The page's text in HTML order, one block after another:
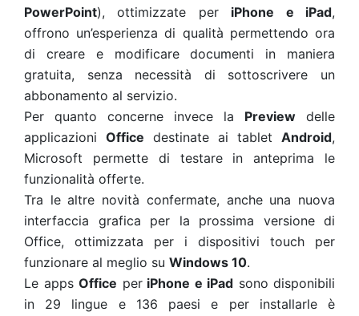
PowerPoint), ottimizzate per iPhone e iPad,
offrono un’esperienza di qualità permettendo ora
di creare e modificare documenti in maniera
gratuita, senza necessità di sottoscrivere un
abbonamento al servizio.
Per quanto concerne invece la Preview delle
applicazioni Office destinate ai tablet Android,
Microsoft permette di testare in anteprima le
funzionalità offerte.
Tra le altre novità confermate, anche una nuova
interfaccia grafica per la prossima versione di
Office, ottimizzata per i dispositivi touch per
funzionare al meglio su Windows 10.
Le apps Office periPhone e iPad sono disponibili
in 29 lingue e 136 paesi e per installarle è